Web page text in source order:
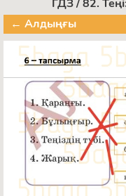
ГДЗ / 82.
← Алдыңғы